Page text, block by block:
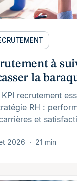
à
la
recrutement
RH :
et
2026 21 min